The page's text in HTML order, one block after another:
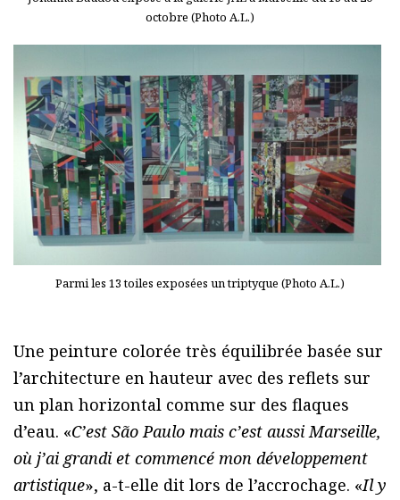
octobre (Photo A.L.)
Parmi les 13 toiles exposées un triptyque (Photo A.L.)
Une peinture colorée très équilibrée basée sur
l’architecture en hauteur avec des reflets sur
un plan horizontal comme sur des flaques
d’eau. «C’est São Paulo mais c’est aussi Marseille,
où j’ai grandi et commencé mon développement
artistique», a-t-elle dit lors de l’accrochage. «Il y